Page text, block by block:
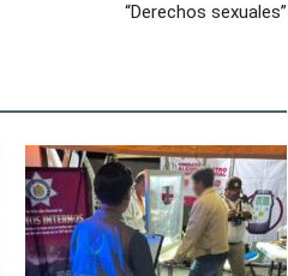
“Derechos sexuales”